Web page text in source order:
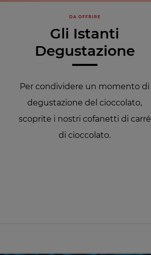
DA OFFRIRE
Gli Istanti
Degustazione
Per condividere un momento di
degustazione del cioccolato,
scoprite i nostri cofanetti di carré
di cioccolato.​